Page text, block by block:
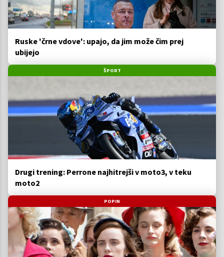
Ruske 'črne vdove': upajo, da jim može čim prej
ubijejo
ŠPORT
Drugi trening: Perrone najhitrejši v moto3, v teku
moto2
POPIN